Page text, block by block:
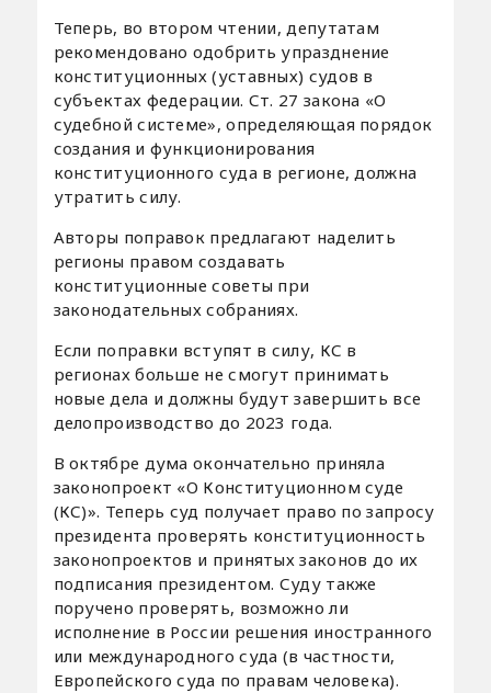
Теперь, во втором чтении, депутатам
рекомендовано одобрить упразднение
конституционных (уставных) судов в
субъектах федерации. Ст. 27 закона «О
судебной системе», определяющая порядок
создания и функционирования
конституционного суда в регионе, должна
утратить силу.
Авторы поправок предлагают наделить
регионы правом создавать
конституционные советы при
законодательных собраниях.
Если поправки вступят в силу, КС в
регионах больше не смогут принимать
новые дела и должны будут завершить все
делопроизводство до 2023 года.
В октябре дума окончательно приняла
законопроект «О Конституционном суде
(КС)». Теперь суд получает право по запросу
президента проверять конституционность
законопроектов и принятых законов до их
подписания президентом. Суду также
поручено проверять, возможно ли
исполнение в России решения иностранного
или международного суда (в частности,
Европейского суда по правам человека).